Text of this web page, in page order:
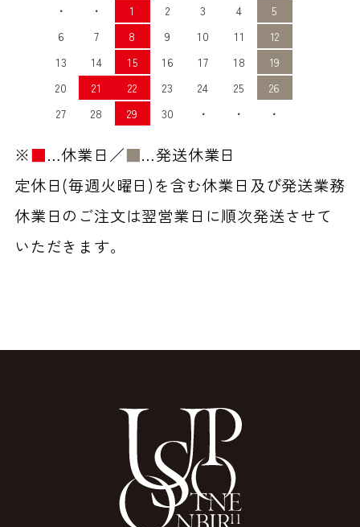
・
・ 1 2 3 4
5
6
7 8 9 10 11
12
13
14 15 16 17 18
19
20
21 22 23 24 25
26
27
28 29 30 ・ ・ ・
※■…休業日／■…発送休業日
定休日(毎週火曜日)を含む休業日及び発送業務
休業日のご注文は翌営業日に順次発送させて
いただきます。